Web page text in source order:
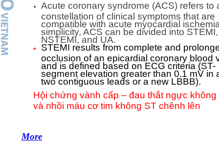
Acute coronary syndrome (ACS) refers to
constellation of clinical symptoms that are
compatible with acute myocardial
simplicity, ACS can be divided into STEMI,
NSTEMI, and UA.
STEMI results from complete and
occlusion of an epicardial coronary blood
and is defined based on ECG criteria (ST-
segment elevation greater than 0.1 mV in
two contiguous leads or a new LBBB).
Hội chứng vành cấp – đau thắt ngực không
và nhồi máu cơ tim không ST chênh lên
More